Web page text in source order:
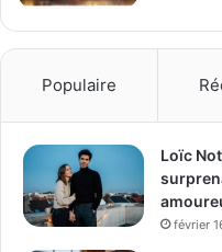
Populaire
Loïc
février